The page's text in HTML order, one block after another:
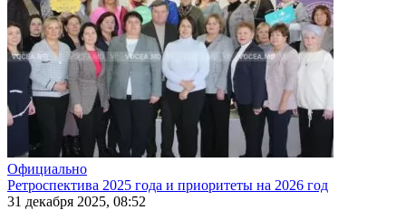
Официально
Ретроспектива 2025 года и приоритеты на 2026 год
31 декабря 2025, 08:52